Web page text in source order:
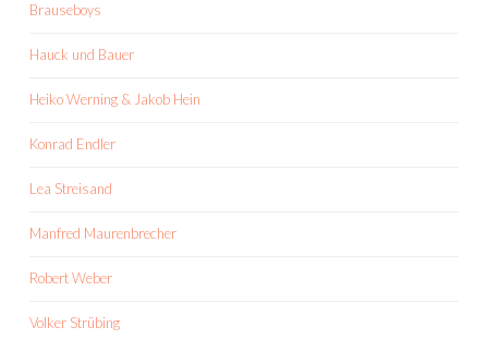
Brauseboys
Hauck und Bauer
Heiko Werning & Jakob Hein
Konrad Endler
Lea Streisand
Manfred Maurenbrecher
Robert Weber
Volker Strübing